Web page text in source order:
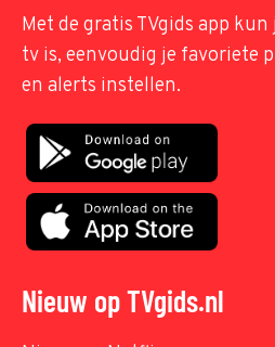
Met de gratis TVgids app
tv is, eenvoudig je favoriete
en alerts instellen.
Nieuw op TVgids.nl